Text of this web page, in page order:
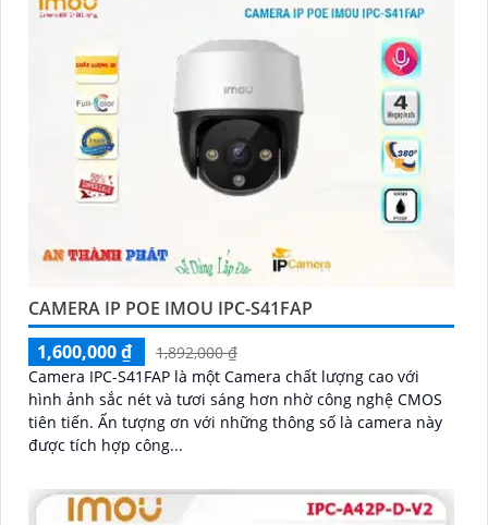
CAMERA IP POE IMOU IPC-S41FAP
1,600,000 ₫
1,892,000 ₫
Camera IPC-S41FAP là một Camera chất lượng cao với
hình ảnh sắc nét và tươi sáng hơn nhờ công nghệ CMOS
tiên tiến. Ấn tượng ơn với những thông số là camera này
được tích hợp công...